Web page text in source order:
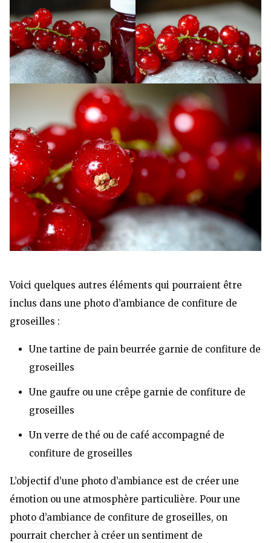
Voici quelques autres éléments qui pourraient être
inclus dans une photo d’ambiance de confiture de
groseilles :
Une tartine de pain beurrée garnie de confiture de
groseilles
Une gaufre ou une crêpe garnie de confiture de
groseilles
Un verre de thé ou de café accompagné de
confiture de groseilles
L’objectif d’une photo d’ambiance est de créer une
émotion ou une atmosphère particulière. Pour une
photo d’ambiance de confiture de groseilles, on
pourrait chercher à créer un sentiment de